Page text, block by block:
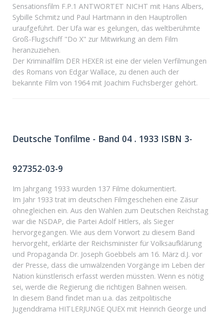
Sensationsfilm F.P.1 ANTWORTET NICHT mit Hans Albers,
Sybille Schmitz und Paul Hartmann in den Hauptrollen
uraufgeführt. Der Ufa war es gelungen, das weltberühmte
Groß-Flugschiff "Do X" zur Mitwirkung an dem Film
heranzuziehen.
Der Kriminalfilm DER HEXER ist eine der vielen Verfilmungen
des Romans von Edgar Wallace, zu denen auch der
bekannte Film von 1964 mit Joachim Fuchsberger gehört.
Deutsche Tonfilme - Band 04 . 1933 ISBN 3-
927352-03-9
Im Jahrgang 1933 wurden 137 Filme dokumentiert.
Im Jahr 1933 trat im deutschen Filmgeschehen eine Zäsur
ohnegleichen ein. Aus den Wahlen zum Deutschen Reichstag
war die NSDAP, die Partei Adolf Hitlers, als Sieger
hervorgegangen. Wie aus dem Vorwort zu diesem Band
hervorgeht, erklärte der Reichsminister für Volksaufklärung
und Propaganda Dr. Joseph Goebbels am 16. März d.J. vor
der Presse, dass die umwälzenden Vorgänge im Leben der
Nation künstlerisch erfasst werden müssten. Wenn es nötig
sei, werde die Regierung die richtigen Bahnen weisen.
In diesem Band findet man u.a. das zeitpolitische
Jugenddrama HITLERJUNGE QUEX mit Heinrich George und